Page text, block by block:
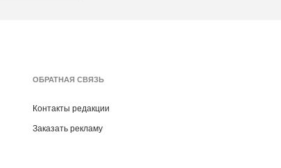
ОБРАТНАЯ СВЯЗЬ
Контакты редакции
Заказать рекламу